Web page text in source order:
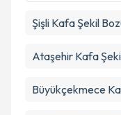
Şişli Kafa Şekil
Ataşehir Kafa
Büyükçekmece